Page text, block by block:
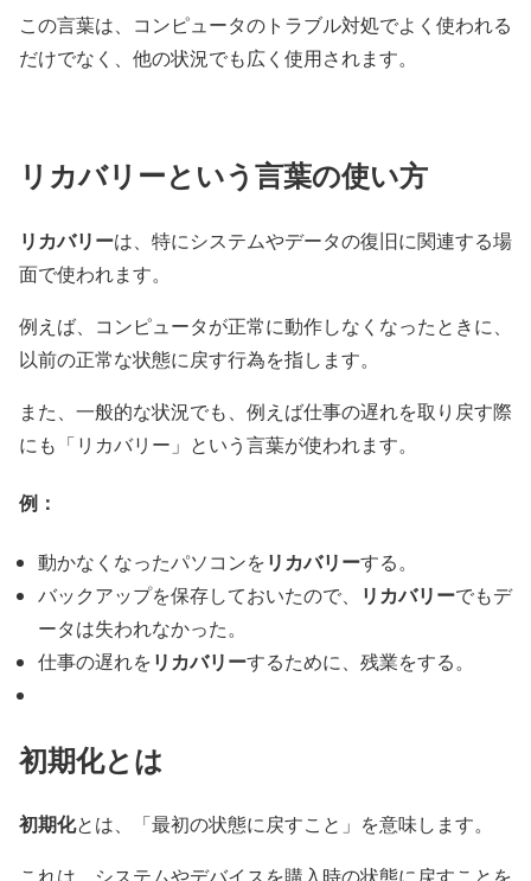
この言葉は、コンピュータのトラブル対処でよく使われる
だけでなく、他の状況でも広く使用されます。
リカバリーという言葉の使い方
リカバリーは、特にシステムやデータの復旧に関連する場
面で使われます。
例えば、コンピュータが正常に動作しなくなったときに、
以前の正常な状態に戻す行為を指します。
また、一般的な状況でも、例えば仕事の遅れを取り戻す際
にも「リカバリー」という言葉が使われます。
例：
動かなくなったパソコンをリカバリーする。
バックアップを保存しておいたので、
リカバリーでもデ
ータは失われなかった。
仕事の遅れをリカバリーするために、残業をする。
初期化とは
初期化とは、「最初の状態に戻すこと」を意味します。